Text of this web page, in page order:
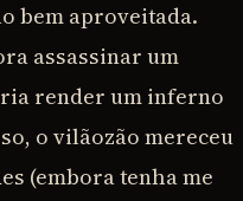
bem aproveitada.
assassinar um
render um inferno
o vilãozão mereceu
(embora tenha me